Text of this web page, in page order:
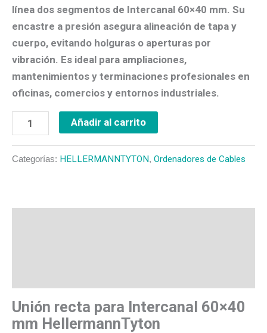
línea dos segmentos de Intercanal 60×40 mm. Su
encastre a presión asegura alineación de tapa y
cuerpo, evitando holguras o aperturas por
vibración. Es ideal para ampliaciones,
mantenimientos y terminaciones profesionales en
oficinas, comercios y entornos industriales.
Añadir al carrito
Categorías: HELLERMANNTYTON, Ordenadores de Cables
Unión recta para Intercanal 60×40
mm HellermannTyton